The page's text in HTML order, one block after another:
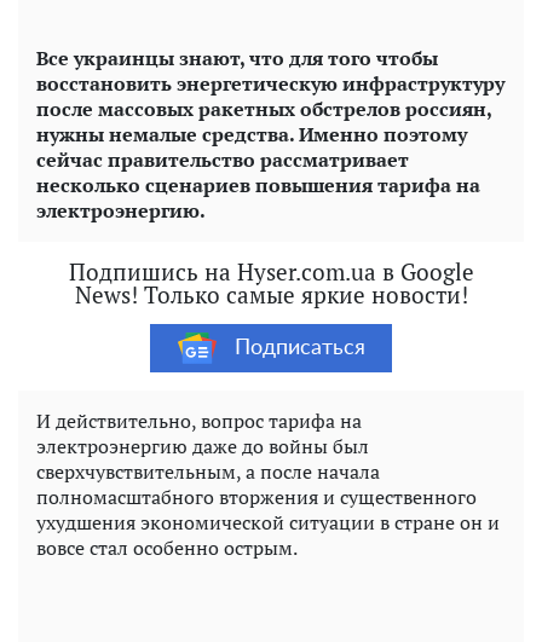
Все украинцы знают, что для того чтобы
восстановить энергетическую инфраструктуру
после массовых ракетных обстрелов россиян,
нужны немалые средства. Именно поэтому
сейчас правительство рассматривает
несколько сценариев повышения тарифа на
электроэнергию.
Подпишись на Hyser.com.ua в Google
News! Только самые яркие новости!
Подписаться
И действительно, вопрос тарифа на
электроэнергию даже до войны был
сверхчувствительным, а после начала
полномасштабного вторжения и существенного
ухудшения экономической ситуации в стране он и
вовсе стал особенно острым.